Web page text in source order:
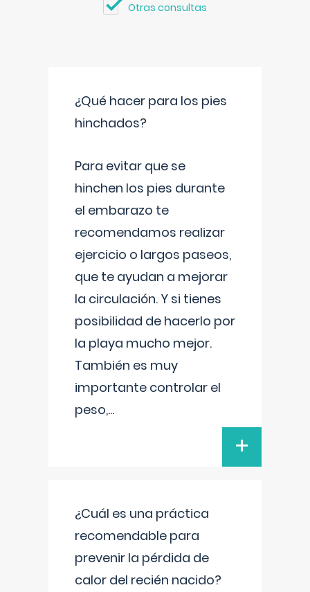
Otras consultas
¿Qué hacer para los pies
hinchados?
Para evitar que se
hinchen los pies durante
el embarazo te
recomendamos realizar
ejercicio o largos paseos,
que te ayudan a mejorar
la circulación. Y si tienes
posibilidad de hacerlo por
la playa mucho mejor.
También es muy
importante controlar el
peso,...
+
¿Cuál es una práctica
recomendable para
prevenir la pérdida de
calor del recién nacido?